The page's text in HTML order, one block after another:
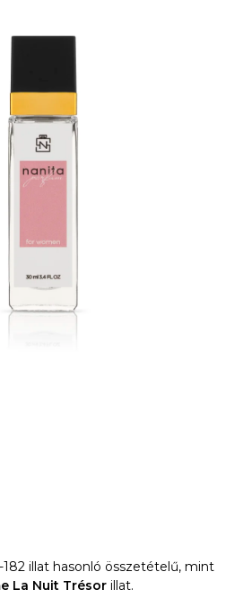
182 illat hasonló összetételű, mint
La Nuit Trésor illat.